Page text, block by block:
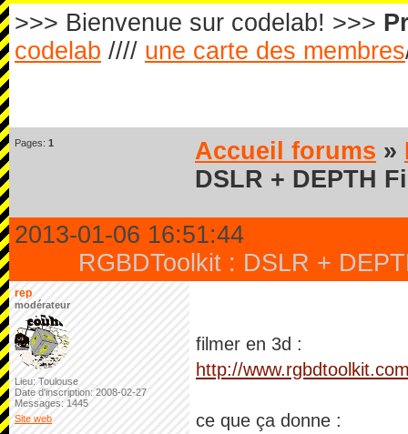
>>> Bienvenue sur codelab! >>>
codelab //// une carte des membres
Pages: 1 Accueil forums »
DSLR + DEPTH
2013-01-06 16:51:44
RGBDToolkit : DSLR +
rep
modérateur
Lieu: Toulouse
Date d'inscription: 2008-02-27
Messages: 1445
Site web
filmer en 3d :
http://
ce que ça donne :